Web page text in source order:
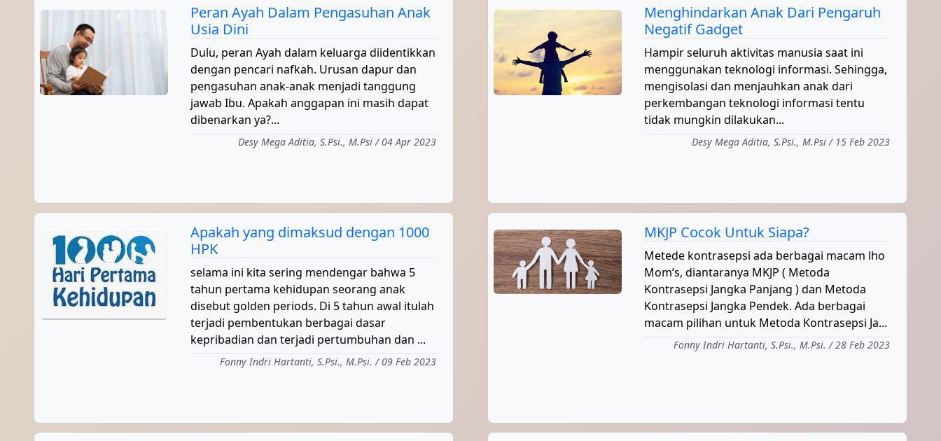
Peran Ayah Dalam Pengasuhan Anak
Usia Dini
Dulu, peran Ayah dalam keluarga diidentikkan
dengan pencari nafkah. Urusan dapur dan
pengasuhan anak-anak menjadi tanggung
jawab Ibu. Apakah anggapan ini masih dapat
dibenarkan ya?...
Desy Mega Aditia, S.Psi., M.Psi / 04 Apr 2023
Menghindarkan Anak Dari Pengaruh
Negatif Gadget
Hampir seluruh aktivitas manusia saat ini
menggunakan teknologi informasi. Sehingga,
mengisolasi dan menjauhkan anak dari
perkembangan teknologi informasi tentu
tidak mungkin dilakukan...
Desy Mega Aditia, S.Psi., M.Psi / 15 Feb 2023
Apakah yang dimaksud dengan 1000
HPK
selama ini kita sering mendengar bahwa 5
tahun pertama kehidupan seorang anak
disebut golden periods. Di 5 tahun awal itulah
terjadi pembentukan berbagai dasar
kepribadian dan terjadi pertumbuhan dan ...
Fonny Indri Hartanti, S.Psi., M.Psi. / 09 Feb 2023
MKJP Cocok Untuk Siapa?
Metede kontrasepsi ada berbagai macam lho
Mom’s, diantaranya MKJP ( Metoda
Kontrasepsi Jangka Panjang ) dan Metoda
Kontrasepsi Jangka Pendek. Ada berbagai
macam pilihan untuk Metoda Kontrasepsi Ja...
Fonny Indri Hartanti, S.Psi., M.Psi. / 28 Feb 2023